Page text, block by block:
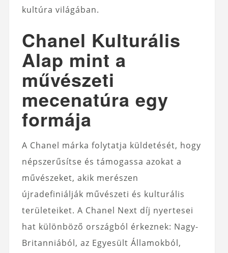
kultúra világában.
Chanel Kulturális
Alap mint a
művészeti
mecenatúra egy
formája
A Chanel márka folytatja küldetését, hogy
népszerűsítse és támogassa azokat a
művészeket, akik merészen
újradefiniálják művészeti és kulturális
területeiket. A Chanel Next díj nyertesei
hat különböző országból érkeznek: Nagy-
Britanniából, az Egyesült Államokból,